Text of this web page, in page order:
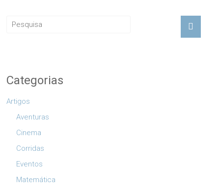
Categorias
Artigos
Aventuras
Cinema
Corridas
Eventos
Matemática